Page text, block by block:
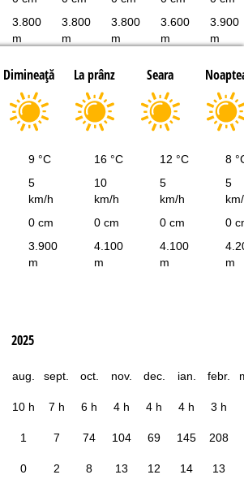
3.800
m
3.800
m
3.800
m
3.600
m
3.900
m
Dimineaţă La prânz Seara
9 °C 16 °C 12 °C 8
5
km/h
10
km/h
5
km/h
5
0 cm 0 cm 0 cm 0
3.900
m
4.100
m
4.100
m
m
2025
aug. sept. oct. nov. dec. ian. febr.
10 h 7 h 6 h 4 h 4 h 4 h 3 h
1 7 74 104 69 145 208
0 2 8 13 12 14 13